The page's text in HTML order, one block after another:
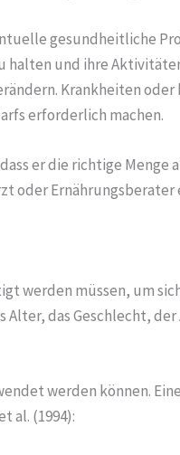
gesundheitliche
halten und ihre
Krankheiten oder
erforderlich machen.
er die richtige Menge
oder
werden müssen, um
Alter, das Geschlecht,
werden können.
al. (1994):